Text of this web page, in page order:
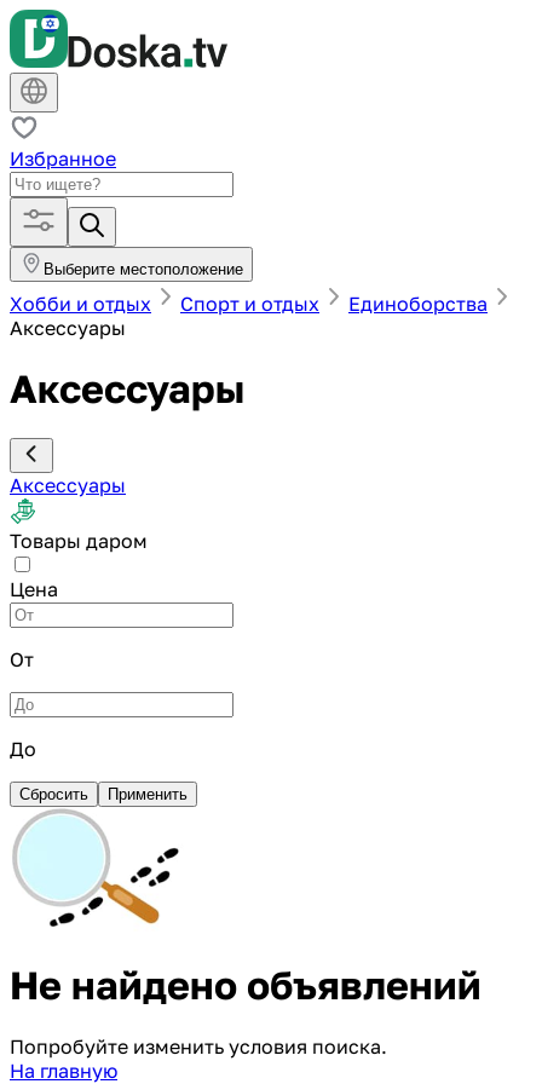
Избранное
Выберите местоположение
Хобби и отдых Спорт и отдых
Единоборства
Аксессуары
Аксессуары
Аксессуары
Товары даром
Цена
От
До
Сбросить Применить
Не найдено объявлений
Попробуйте изменить условия поиска.
На главную